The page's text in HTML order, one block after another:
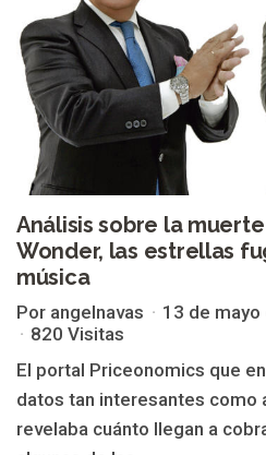
Análisis sobre la
Wonder, las estrellas
música
Por angelnavas
13 de
820 Visitas
El portal Priceonomics que
datos tan interesantes como
revelaba cuánto llegan a